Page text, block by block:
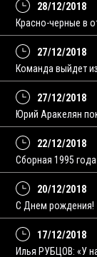
28/12/2018
Красно-черные в
27/12/2018
Команда выйдет
27/12/2018
Юрий Аракелян
22/12/2018
Сборная 1995
20/12/2018
С Днем рождения!
17/12/2018
Илья РУБЦОВ: «У